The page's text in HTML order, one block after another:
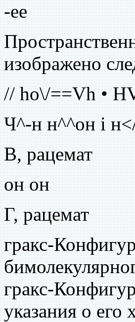
-ее
изображено
// ho\/==Vh •
Ч^-н н^^он i
В, рацемат
он он
Г, рацемат
гракс-
гракс-
указания о его